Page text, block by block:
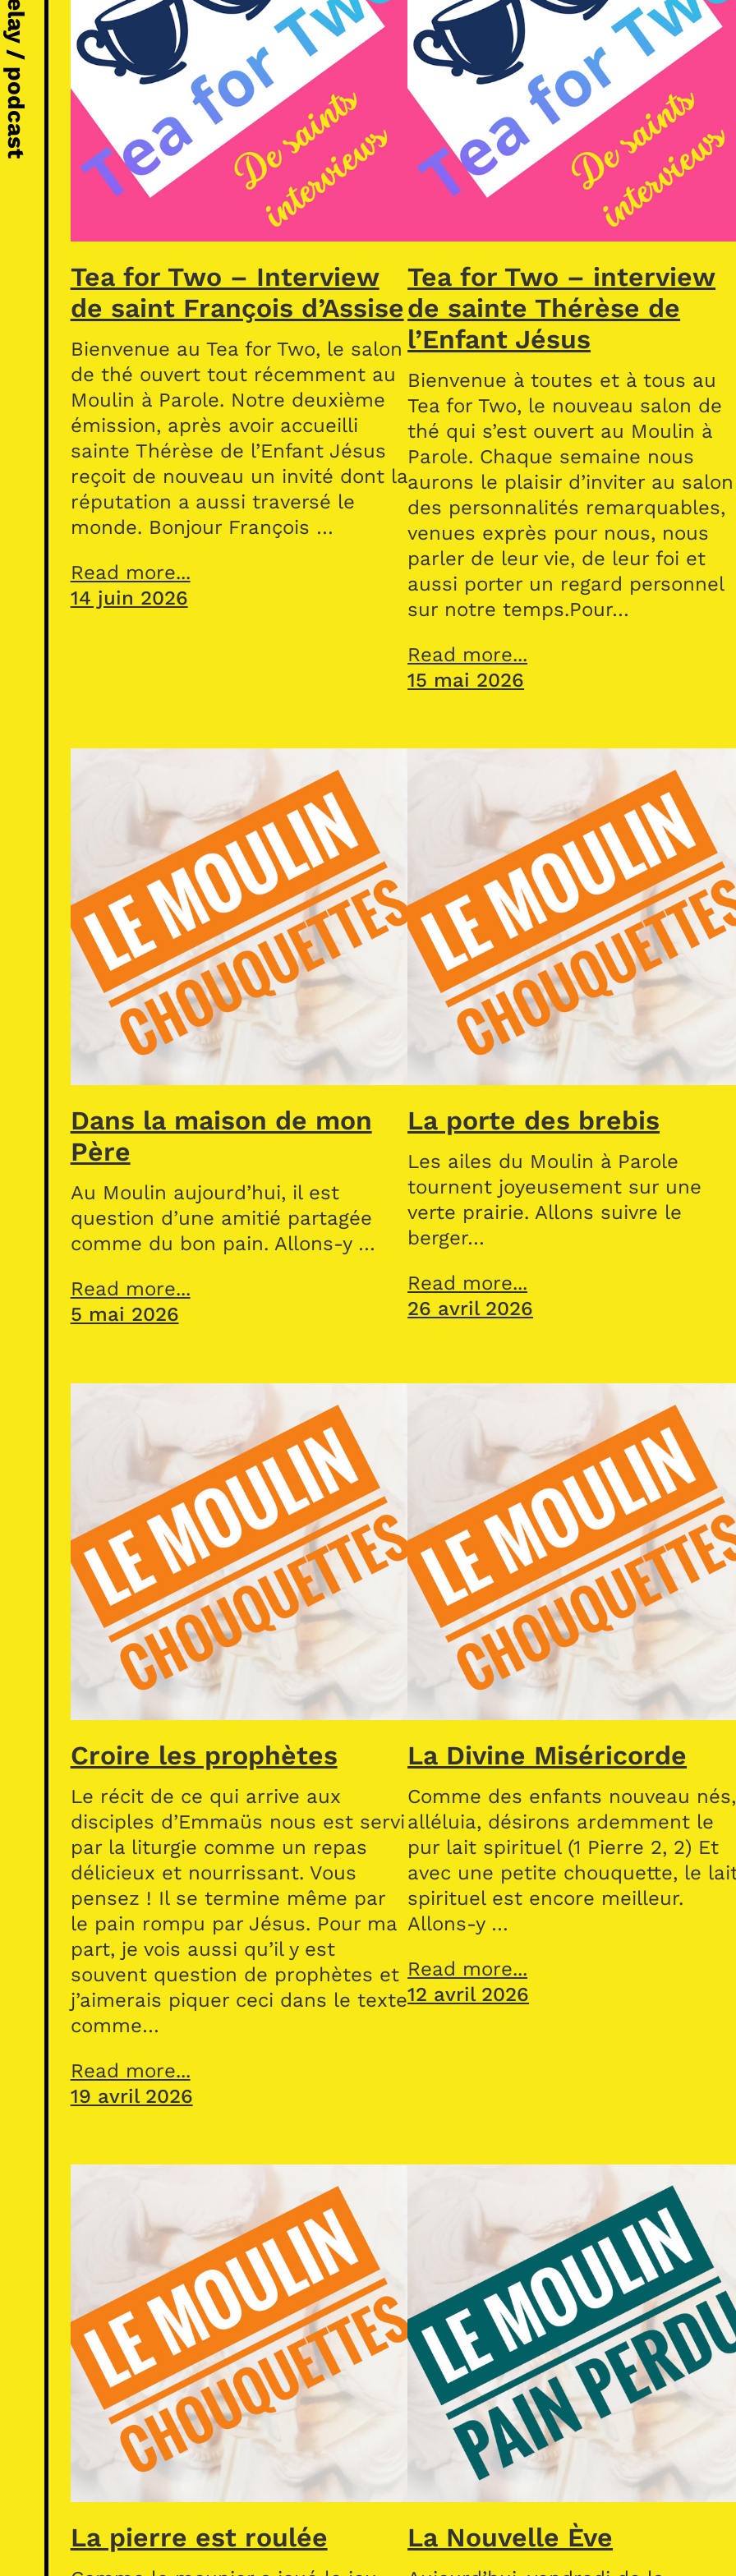
Tea for Two – Interview
de saint François d’Assise
Bienvenue au Tea for Two, le salon
de thé ouvert tout récemment au
Moulin à Parole. Notre deuxième
émission, après avoir accueilli
sainte Thérèse de l’Enfant Jésus
reçoit de nouveau un invité dont la
réputation a aussi traversé le
monde. Bonjour François …
Read more...
14 juin 2026
Tea for Two – interview
de sainte Thérèse de
l’Enfant Jésus
Bienvenue à toutes et à tous au
Tea for Two, le nouveau salon de
thé qui s’est ouvert au Moulin à
Parole. Chaque semaine nous
aurons le plaisir d’inviter au salon
des personnalités remarquables,
venues exprès pour nous, nous
parler de leur vie, de leur foi et
aussi porter un regard personnel
sur notre temps.Pour…
Read more...
15 mai 2026
Dans la maison de mon
Père
Au Moulin aujourd’hui, il est
question d’une amitié partagée
comme du bon pain. Allons-y …
Read more...
5 mai 2026
La porte des brebis
Les ailes du Moulin à Parole
tournent joyeusement sur une
verte prairie. Allons suivre le
berger…
Read more...
26 avril 2026
Croire les prophètes
Le récit de ce qui arrive aux
disciples d’Emmaüs nous est servi
par la liturgie comme un repas
délicieux et nourrissant. Vous
pensez ! Il se termine même par
le pain rompu par Jésus. Pour ma
part, je vois aussi qu’il y est
souvent question de prophètes et
j’aimerais piquer ceci dans le texte
comme…
Read more...
19 avril 2026
La Divine Miséricorde
Comme des enfants nouveau nés,
alléluia, désirons ardemment le
pur lait spirituel (1 Pierre 2, 2) Et
avec une petite chouquette, le
spirituel est encore meilleur.
Allons-y …
Read more...
12 avril 2026
La pierre est roulée La Nouvelle Ève